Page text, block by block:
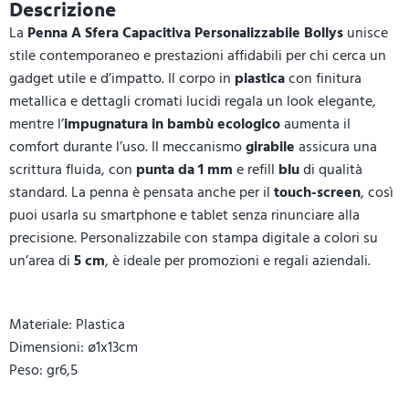
Descrizione
La Penna A Sfera Capacitiva Personalizzabile Bollysunisce
stile contemporaneo e prestazioni affidabili per chi cerca un
gadget utile e d’impatto. Il corpo in plasticacon finitura
metallica e dettagli cromati lucidi regala un look elegante,
mentre l’impugnatura in bambù ecologicoaumenta il
comfort durante l’uso. Il meccanismogirabileassicura una
scrittura fluida, con punta da 1 mme refill bludi qualità
standard. La penna è pensata anche per iltouch-screen, così
puoi usarla su smartphone e tablet senza rinunciare alla
precisione. Personalizzabile con stampa digitale a colori su
un’area di5 cm, è ideale per promozioni e regali aziendali.
Materiale: Plastica
Dimensioni: ø1x13cm
Peso: gr6,5